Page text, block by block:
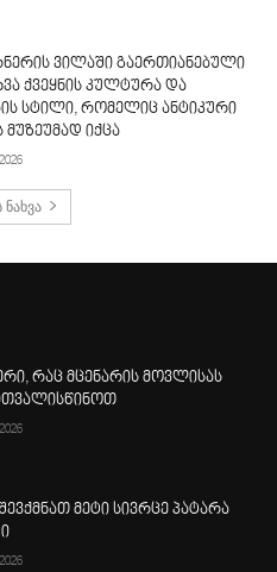
ვილაში გაერთიანებული
ქვეყნის კულტურა და
სტილი, რომელიც ანტიკური
მუზეუმად იქცა
ნახვა
რაც მცენარის მოვლისას
მეტი სივრცე პატარა